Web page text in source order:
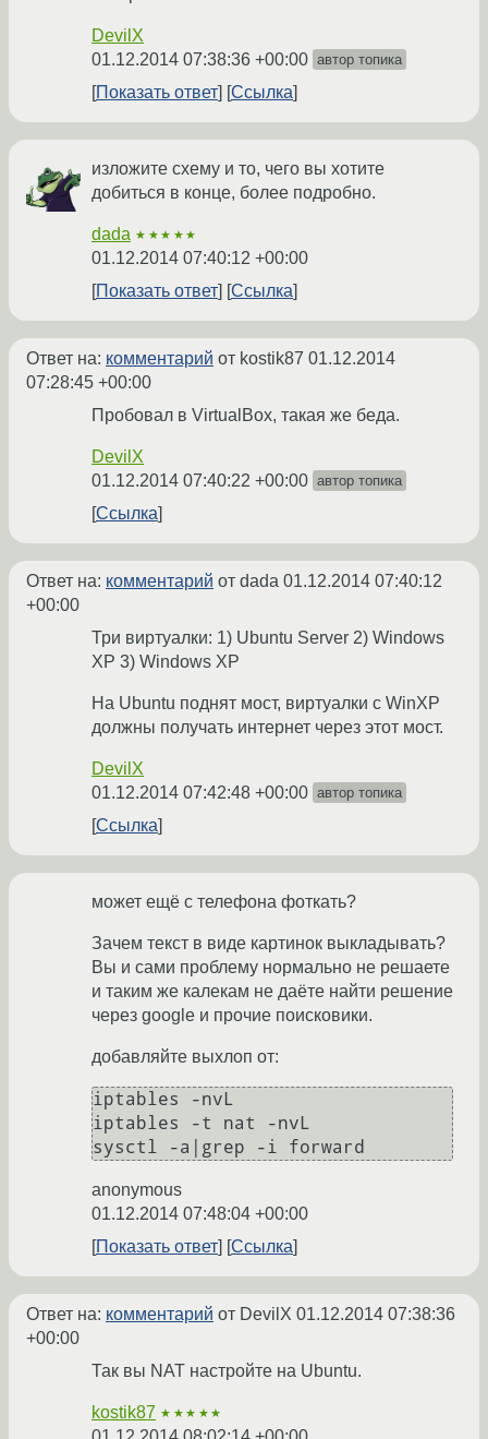
DevilX
01.12.2014 07:38:36 +00:00 автор топика
Показать ответ Ссылка
изложите схему и то, чего вы хотите
добиться в конце, более подробно.
dada ★★★★★
01.12.2014 07:40:12 +00:00
Показать ответ
Ссылка
Ответ на: комментарий от kostik87 01.12.2014
07:28:45 +00:00
Пробовал в VirtualBox, такая же беда.
DevilX
01.12.2014 07:40:22 +00:00 автор топика
Ссылка
Ответ на: комментарий от dada 01.12.2014 07:40:12
+00:00
Три виртуалки: 1) Ubuntu Server 2) Windows
XP 3) Windows XP
На Ubuntu поднят мост, виртуалки с WinXP
должны получать интернет через этот мост.
DevilX
01.12.2014 07:42:48 +00:00 автор топика
Ссылка
может ещё с телефона фоткать?
Зачем текст в виде картинок выкладывать?
Вы и сами проблему нормально не решаете
и таким же калекам не даёте найти решение
через google и прочие поисковики.
добавляйте выхлоп от:
iptables -nvL
iptables -t nat -nvL
anonymous
01.12.2014 07:48:04 +00:00
Показать ответ
Ссылка
Ответ на: комментарий от DevilX 01.12.2014 07:38:36
+00:00
Так вы NAT настройте на Ubuntu.
kostik87 ★★★★★